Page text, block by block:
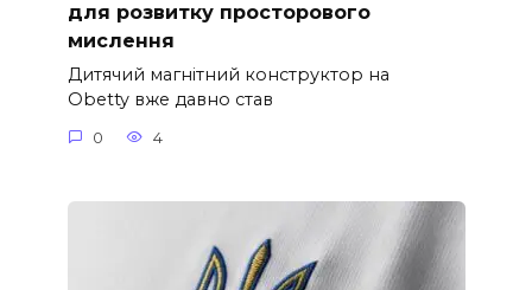
для розвитку просторового
мислення
Дитячий магнітний конструктор на
Obetty вже давно став
0 4